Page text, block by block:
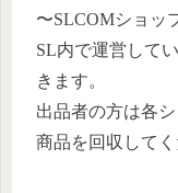
〜SLCOMショッ
SL内で運営して
きます。
出品者の方は各
商品を回収してく